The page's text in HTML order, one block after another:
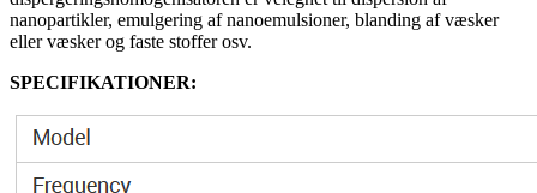
nanopartikler, emulgering af nanoemulsioner, blanding af væsker
eller væsker og faste stoffer osv.
SPECIFIKATIONER: